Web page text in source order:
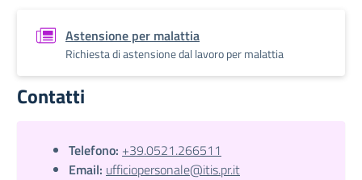
Astensione per malattia
Richiesta di astensione dal lavoro per malattia
Contatti
Telefono: +39.0521.266511
Email: ufficiopersonale@itis.pr.it